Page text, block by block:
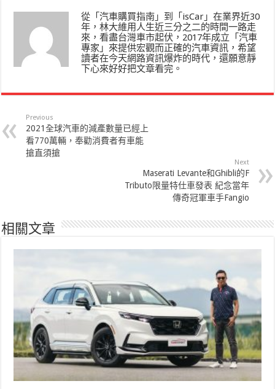
從「汽車購買指南」到「isCar」在業界近30
年，林大維用人生近三分之二的時間一路走
來，看盡台灣車市起伏，2017年成立「汽車
專家」來提供宏觀而正確的汽車資訊，希望
讀者在今天網路資訊爆炸的時代，還願意靜
下心來好好把文章看完。
Previous
2021全球汽車的減產數量已經上
看770萬輛，奉勸消費者有車能
搶直須搶
Next
Maserati Levante和Ghibli的F
Tributo限量特仕車發表 紀念當年
傳奇冠軍車手Fangio
相關文章